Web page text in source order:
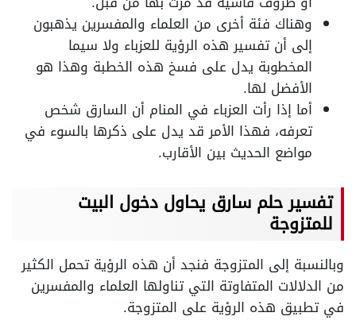
وهناك فئة أخرى من العلماء والمفسرين يذهبون
إلى أن تفسير هذه الرؤية للعزباء ولا سيما
المخطوبة يدل على فسخ هذه الخطبة وهذا هو
الأفضل لها.
أما إذا رأت العزباء في المنام أن السارق شخص
تعرفه، فهذا الأمر قد يدل على ذكرها بالسوء في
مواضع الحديث بين الأقارب.
تفسير حلم سارق يحاول دخول البيت
للمتزوجة
وبالنسبة إلى المتزوجة فنجد أن هذه الرؤية تحمل الكثير
من الدلالات المتفاوتة التي تناولها العلماء والمفسرين
في تطبيق هذه الرؤية على المتزوجة.